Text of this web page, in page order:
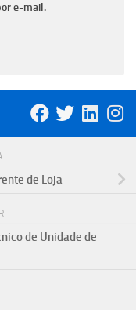
e-mail.
de Loja
de Unidade de